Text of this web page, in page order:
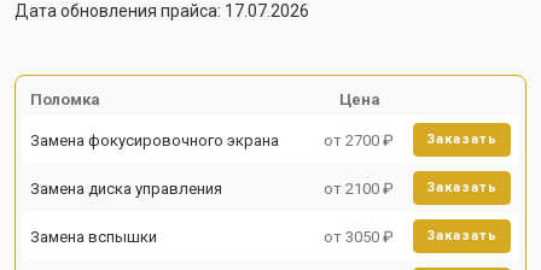
Дата обновления прайса: 17.07.2026
Поломка Цена
Замена фокусировочного экрана от 2700 ₽ Заказать
Замена диска управления от 2100 ₽ Заказать
Замена вспышки от 3050 ₽ Заказать